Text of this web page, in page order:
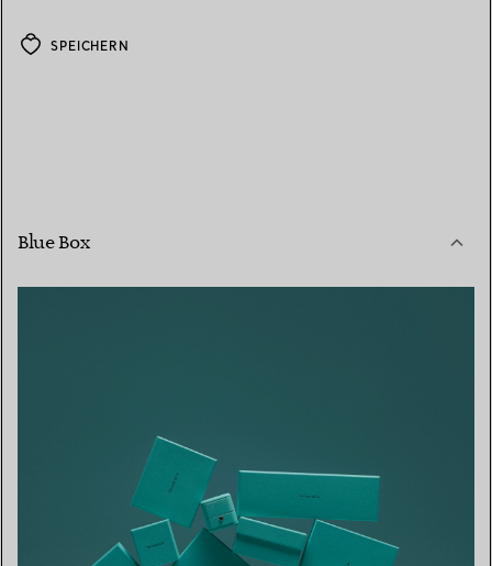
SPEICHERN
Blue Box